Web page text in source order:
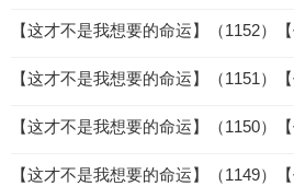
【这才不是我想要的命运】（1152）
【这才不是我想要的命运】（1151）
【这才不是我想要的命运】（1150）
【这才不是我想要的命运】（1149）